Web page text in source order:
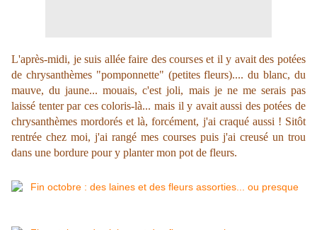
L'après-midi, je suis allée faire des courses et il y avait des potées
de chrysanthèmes "pomponnette" (petites fleurs).... du blanc, du
mauve, du jaune... mouais, c'est joli, mais je ne me serais pas
laissé tenter par ces coloris-là... mais il y avait aussi des potées de
chrysanthèmes mordorés et là, forcément, j'ai craqué aussi ! Sitôt
rentrée chez moi, j'ai rangé mes courses puis j'ai creusé un trou
dans une bordure pour y planter mon pot de fleurs.